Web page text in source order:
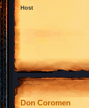
Host
Don Coromen